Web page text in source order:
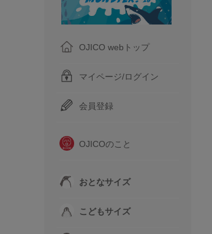
OJICO webトップ
マイページ/ログイン
会員登録
OJICOのこと
おとなサイズ
こどもサイズ